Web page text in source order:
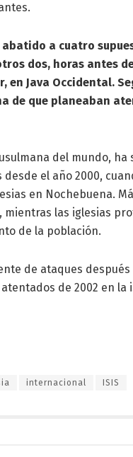
a cuatro
dos, horas antes
Java Occidental.
de que planeaban
del mundo, ha
el año 2000,
en Nochebuena.
mientras las iglesias
de la población.
de ataques
de 2002 en la
internacional ISIS